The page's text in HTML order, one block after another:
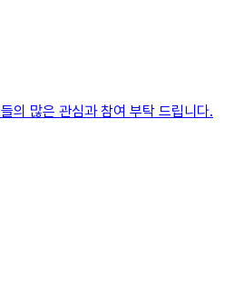
의 많은 관심과 참여 부탁 드립니다.